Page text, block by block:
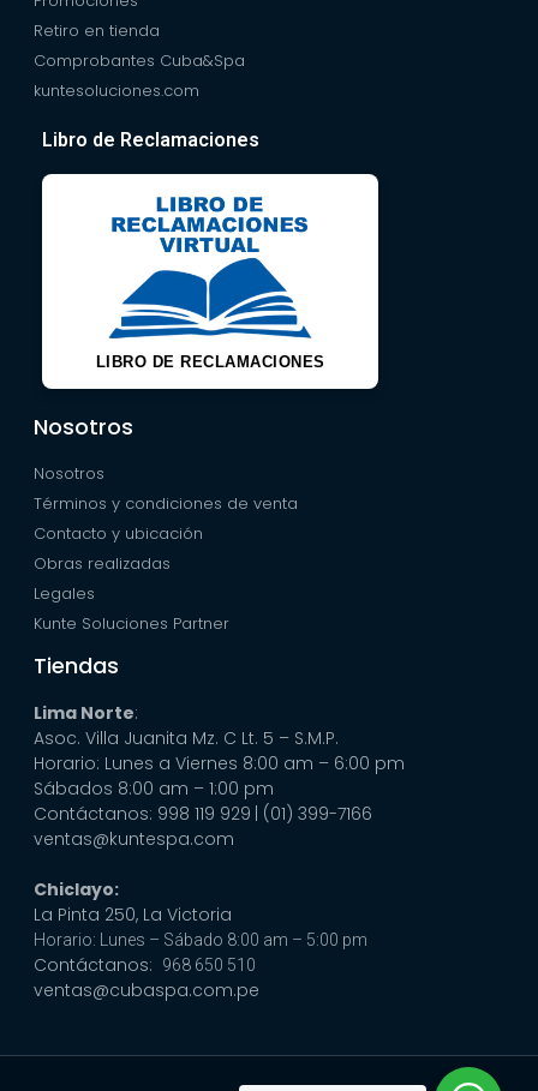
Retiro en tienda
Comprobantes Cuba&Spa
kuntesoluciones.com
Libro de Reclamaciones
LIBRO DE RECLAMACIONES
Nosotros
Nosotros
Términos y condiciones de venta
Contacto y ubicación
Obras realizadas
Legales
Kunte Soluciones Partner
Tiendas
Lima Norte:
Asoc. Villa Juanita Mz. C Lt. 5 – S.M.P.
Horario: Lunes a Viernes 8:00 am – 6:00 pm
Sábados 8:00 am – 1:00 pm
Contáctanos: 998 119 929 | (01) 399-7166
ventas@kuntespa.com
Chiclayo:
La Pinta 250, La Victoria
Horario: Lunes – Sábado 8:00 am – 5:00 pm
Contáctanos: 968 650 510
ventas@cubaspa.com.pe